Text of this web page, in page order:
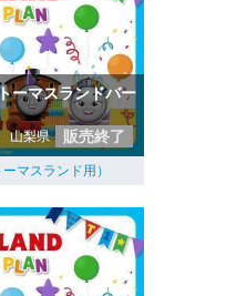
ーマスランドバー
山梨県 販売終了
マスランド用）